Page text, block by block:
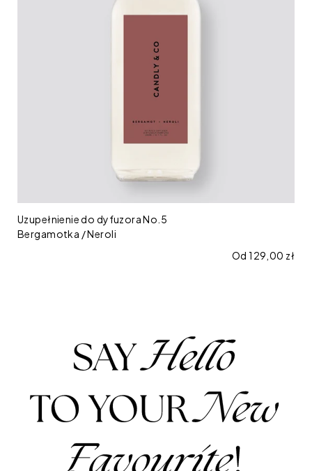
Uzupełnienie do dyfuzora No.5
Bergamotka / Neroli
Cena regularna
Od 129,00 zł